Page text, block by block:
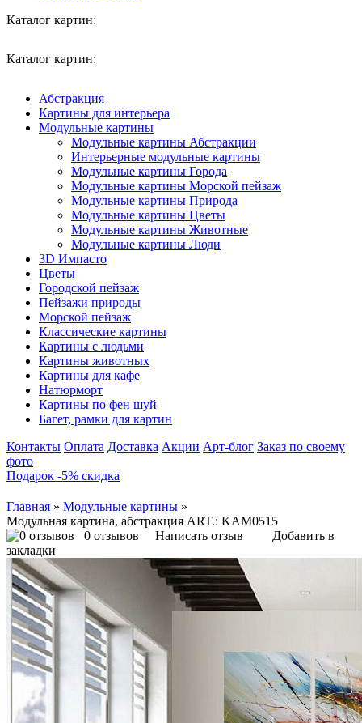
Каталог картин:
Каталог картин:
Абстракция
Картины для интерьера
Модульные картины
Модульные картины Абстракции
Интерьерные модульные картины
Модульные картины Города
Модульные картины Морской пейзаж
Модульные картины Природа
Модульные картины Цветы
Модульные картины Животные
Модульные картины Люди
3D Импасто
Цветы
Городской пейзаж
Пейзажи природы
Морской пейзаж
Классические картины
Картины с людьми
Картины животных
Картины для кафе
Натюрморт
Картины по фен шуй
Багет, рамки для картин
Контакты Оплата Доставка Акции Арт-блог Заказ по своему
фото
Подарок -5% скидка
Главная » Модульные картины »
Модульная картина, абстракция ART.: KAM0515
0 отзывов
Написать отзыв
Добавить в
закладки